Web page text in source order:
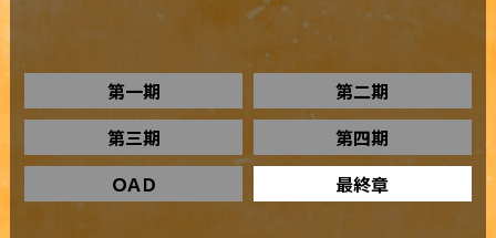
第一期
第二期
第三期
第四期
ＯＡＤ
最終章